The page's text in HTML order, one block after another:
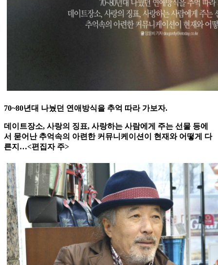
70~80년대 나눴던 연애방식을 추억 따라 가보자.
데이트장소, 사랑의 징표, 사랑하는 사람에게 주는 선물 등에
서 묻어난 추억속의 아련한 커뮤니케이션이 현재와 어떻게 다
른지…<편집자 주>